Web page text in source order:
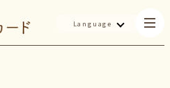
Language